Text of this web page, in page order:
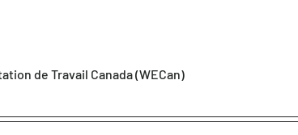
de Travail Canada (WECan)